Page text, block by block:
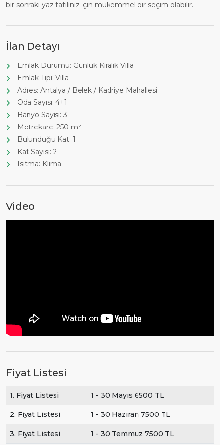
bir sonraki yaz tatiliniz için mükemmel bir seçim olabilir.
İlan Detayı
Emlak Durumu: Günlük Kiralık Villa
Emlak Tipi: Villa
Adres: Antalya / Belek / Kadriye Mahallesi
Oda Sayısı: 4+1
Banyo Sayısı: 3
Metrekare: 250 m²
Bulunduğu Kat: 1
Kat Sayısı: 2
Isıtma: Klima
Video
Fiyat Listesi
1. Fiyat Listesi 1 - 30 Mayıs 6500 TL
2. Fiyat Listesi 1 - 30 Haziran 7500 TL
3. Fiyat Listesi 1 - 30 Temmuz 7500 TL